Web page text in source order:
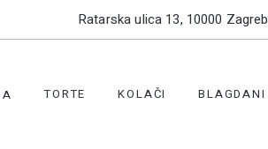
Ratarska ulica 13, 10000 Zagreb
TORTE KOLAČI BLAGDANI